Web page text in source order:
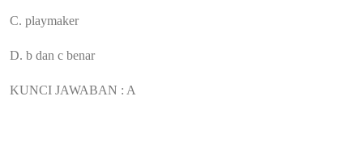
C. playmaker
D. b dan c benar
KUNCI JAWABAN : A